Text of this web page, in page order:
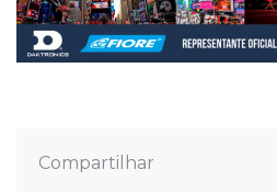
Compartilhar